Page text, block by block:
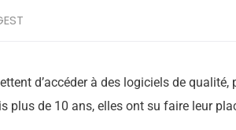
d’accéder à des logiciels de
plus de 10 ans, elles ont su faire leur